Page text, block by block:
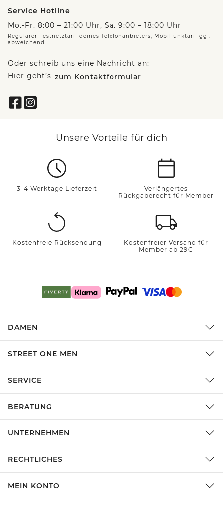
Service Hotline
Mo.-Fr. 8:00 – 21:00 Uhr, Sa. 9:00 – 18:00 Uhr
Regulärer Festnetztarif deines Telefonanbieters, Mobilfunktarif ggf.
abweichend.
Oder schreib uns eine Nachricht an:
Hier geht’s zum Kontaktformular
Unsere Vorteile für dich
3-4 Werktage Lieferzeit
Verlängertes
Rückgaberecht für Member
Kostenfreie Rücksendung
Kostenfreier Versand für
Member ab 29€
DAMEN
STREET ONE MEN
SERVICE
BERATUNG
UNTERNEHMEN
RECHTLICHES
MEIN KONTO